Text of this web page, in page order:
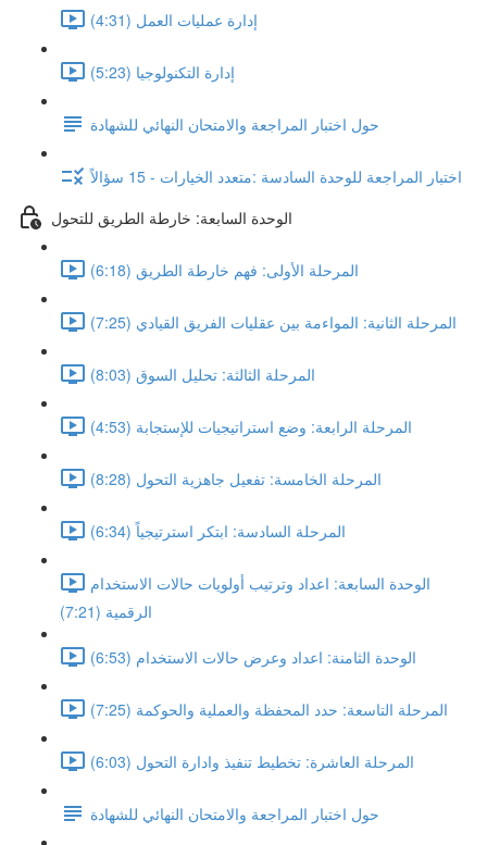
إدارة عمليات العمل (4:31)
إدارة التكنولوجيا (5:23)
حول اختبار المراجعة والامتحان النهائي للشهادة
اختبار المراجعة للوحدة السادسة :متعدد الخيارات - 15 سؤالاً
الوحدة السابعة: خارطة الطريق للتحول
المرحلة الأولى: فهم خارطة الطريق (6:18)
المرحلة الثانية: المواءمة بين عقليات الفريق القيادي (7:25)
المرحلة الثالثة: تحليل السوق (8:03)
المرحلة الرابعة: وضع استراتيجيات للإستجابة (4:53)
المرحلة الخامسة: تفعيل جاهزية التحول (8:28)
المرحلة السادسة: ابتكر استرتيجياً (6:34)
الوحدة السابعة: اعداد وترتيب أولويات حالات الاستخدام
الرقمية (7:21)
الوحدة الثامنة: اعداد وعرض حالات الاستخدام (6:53)
المرحلة التاسعة: حدد المحفظة والعملية والحوكمة (7:25)
المرحلة العاشرة: تخطيط تنفيذ وادارة التحول (6:03)
حول اختبار المراجعة والامتحان النهائي للشهادة